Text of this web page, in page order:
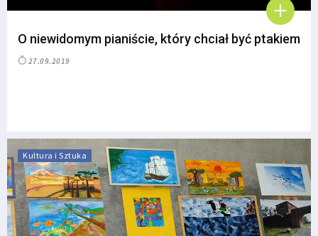
O niewidomym pianiście, który chciał być ptakiem
27.09.2019
Kultura i Sztuka